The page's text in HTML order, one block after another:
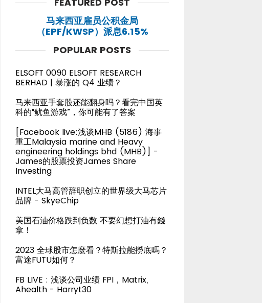
马来西亚雇员公积金局
（EPF/KWSP）派息6.15%
POPULAR POSTS
ELSOFT 0090 ELSOFT RESEARCH
BERHAD | 暴涨的 Q4 业绩？
马来西亚手套股还能翻身吗？看完中国英
科的“鱿鱼游戏”，你可能有了答案
[Facebook live:浅谈MHB (5186) 海事
重工Malaysia marine and Heavy
engineering holdings bhd (MHB)] -
James的股票投资James Share
Investing
INTEL大马高管辞职创立的世界级大马芯片
品牌 - SkyeChip
美国石油价格跌到负数 不要幻想打油有錢
拿！
2023 全球股市怎麼看？特斯拉能撈底嗎？
富途FUTU如何？
FB LIVE : 浅谈公司业绩 FPI，Matrix,
Ahealth - Harryt30